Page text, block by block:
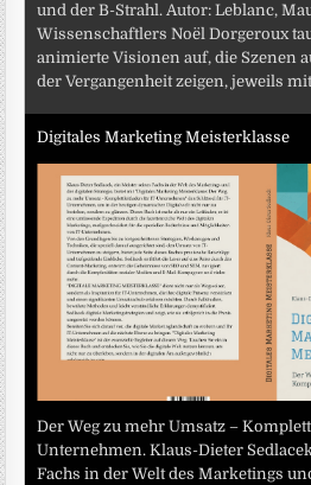
und der B-Strahl. Autor: Leblanc,
Wissenschaftlers Noël Dorgeroux
animierte Visionen auf, die Szenen
der Vergangenheit zeigen, jeweils
Digitales Marketing Meisterklasse
Der Weg zu mehr Umsatz –
Unternehmen. Klaus-Dieter
Fachs in der Welt des Marketings